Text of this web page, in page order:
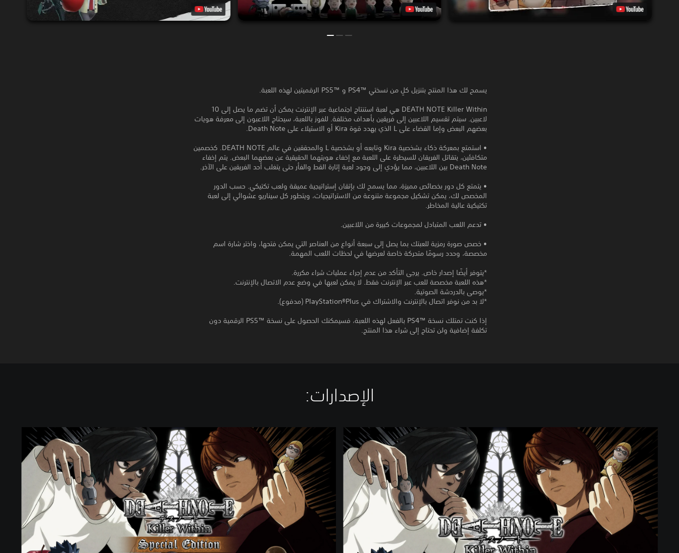
يسمح لك هذا المنتج بتنزيل كلٍ من نسختي PS4™‎ و PS5™‎ الرقميتين لهذه اللعبة.
DEATH NOTE Killer Within هي لعبة استنتاج اجتماعية عبر الإنترنت يمكن أن تضم ما يصل إلى 10
لاعبين. سيتم تقسيم اللاعبين إلى فريقين بأهداف مختلفة. للفوز باللعبة، سيحتاج اللاعبون إلى معرفة هويات
بعضهم البعض وإما القضاء على L الذي يهدد قوة Kira أو الاستيلاء على Death Note.
• استمتع بمعركة ذكاء بشخصية Kira وتابعه أو بشخصية L والمحققين في عالم DEATH NOTE. كخصمين
متكافئين، يتقاتل الفريقان للسيطرة على اللعبة مع إخفاء هويتهما الحقيقية عن بعضهما البعض. يتم إخفاء
Death Note بين اللاعبين، مما يؤدي إلى وجود لعبة إثارة القط والفأر حتى يتغلب أحد الفريقين على الآخر.
• يتمتع كل دور بخصائص مميزة، مما يسمح لك بإتقان إستراتيجية عميقة ولعب تكتيكي. حسب الدور
المخصص لك، يمكن تشكيل مجموعة متنوعة من الاستراتيجيات، ويتطور كل سيناريو عشوائي إلى لعبة
تكتيكية عالية المخاطر.
• تدعم اللعب المتبادل لمجموعات كبيرة من اللاعبين.
• خصص صورة رمزية للعبتك بما يصل إلى سبعة أنواع من العناصر التي يمكن فتحها، واختر شارة اسم
مخصصة، وحدد رسومًا متحركة خاصة لعرضها في لحظات اللعب المهمة.
*يتوفر أيضًا إصدار خاص. يرجى التأكد من عدم إجراء عمليات شراء مكررة.
*هذه اللعبة مخصصة للعب عبر الإنترنت فقط. لا يمكن لعبها في وضع عدم الاتصال بالإنترنت.
*يوصى بالدردشة الصوتية.
*لا بد من نوفر اتصال بالإنترنت والاشتراك في PlayStation®Plus (مدفوع).
إذا كنت تمتلك نسخة PS4™‎ بالفعل لهذه اللعبة، فسيمكنك الحصول على نسخة PS5™‎ الرقمية دون
تكلفة إضافية ولن تحتاج إلى شراء هذا المنتج.
الإصدارات:‏
D
T
H
N
O
T
E
K
i
ا
ص